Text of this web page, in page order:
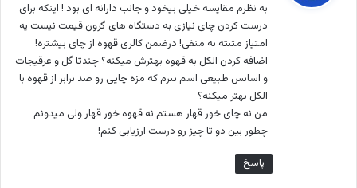
:
به نظرم مقایسه خیلی بیخود و جانب دارانه ای بود ! اینکه برای
درست کردن چای نیازی به دستگاه های گرون قیمت نیست یه
امتیاز مثبته نه منفی! درضمن کالری قهوه از چای بیشتره!
اضافه کردن الکل به قهوه بهترش میکنه؟ چندتا گل و عرقیجات
و اسانس طبیعی اسم ببرم که مزه چایی رو صد برابر از قهوه با
الکل بهتر میکنه؟
من نه چای خور قهار هستم نه قهوه خور قهار ولی میدونم
چطور بین دو تا چیز رو درست ارزیابی کنم!
پاسخ